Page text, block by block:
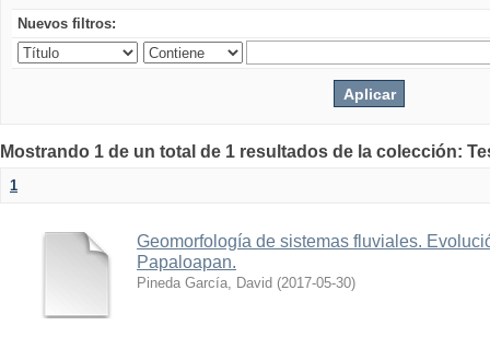
Nuevos filtros:
Mostrando 1 de un total de 1 resultados de la colección:
1
Geomorfología de sistemas fluviales.
Papaloapan.
Pineda García, David (2017-05-30)